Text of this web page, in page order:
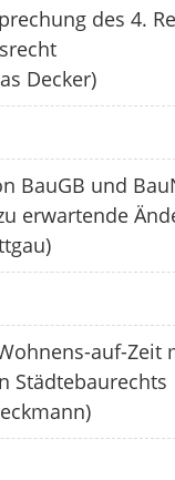
des 4.
Decker)
BauGB und
erwartende
auf-
Städtebaurechts